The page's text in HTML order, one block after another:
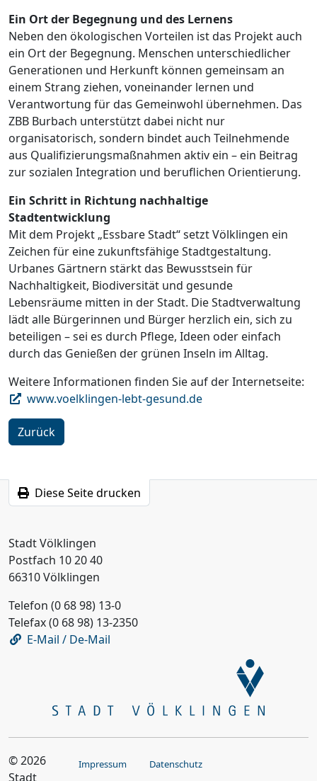
Ein Ort der Begegnung und des Lernens
Neben den ökologischen Vorteilen ist das Projekt auch
ein Ort der Begegnung. Menschen unterschiedlicher
Generationen und Herkunft können gemeinsam an
einem Strang ziehen, voneinander lernen und
Verantwortung für das Gemeinwohl übernehmen. Das
ZBB Burbach unterstützt dabei nicht nur
organisatorisch, sondern bindet auch Teilnehmende
aus Qualifizierungsmaßnahmen aktiv ein – ein Beitrag
zur sozialen Integration und beruflichen Orientierung.
Ein Schritt in Richtung nachhaltige
Stadtentwicklung
Mit dem Projekt „Essbare Stadt“ setzt Völklingen ein
Zeichen für eine zukunftsfähige Stadtgestaltung.
Urbanes Gärtnern stärkt das Bewusstsein für
Nachhaltigkeit, Biodiversität und gesunde
Lebensräume mitten in der Stadt. Die Stadtverwaltung
lädt alle Bürgerinnen und Bürger herzlich ein, sich zu
beteiligen – sei es durch Pflege, Ideen oder einfach
durch das Genießen der grünen Inseln im Alltag.
Weitere Informationen finden Sie auf der Internetseite:
www.voelklingen-lebt-gesund.de
Zurück
Diese Seite drucken
Stadt Völklingen
Postfach 10 20 40
66310 Völklingen
Telefon (0 68 98) 13-0
Telefax (0 68 98) 13-2350
E-Mail / De-Mail
© 2026
Stadt
Impressum Datenschutz